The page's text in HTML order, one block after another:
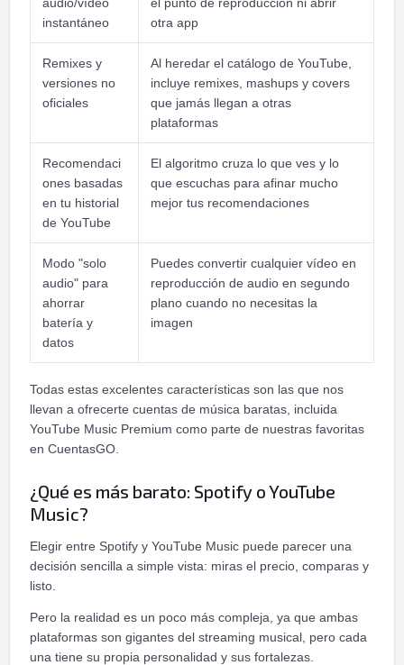
instantáneo
otra app
Remixes y
versiones no
oficiales
Al heredar el catálogo de YouTube,
incluye remixes, mashups y covers
que jamás llegan a otras
plataformas
Recomendaci
ones basadas
en tu historial
de YouTube
El algoritmo cruza lo que ves y lo
que escuchas para afinar mucho
mejor tus recomendaciones
Modo "solo
audio" para
ahorrar
batería y
datos
Puedes convertir cualquier vídeo en
reproducción de audio en segundo
plano cuando no necesitas la
imagen
Todas estas excelentes características son las que nos
llevan a ofrecerte cuentas de música baratas, incluida
YouTube Music Premium como parte de nuestras favoritas
en CuentasGO.
¿Qué es más barato: Spotify o YouTube
Music?
Elegir entre Spotify y YouTube Music puede parecer una
decisión sencilla a simple vista: miras el precio, comparas y
listo.
Pero la realidad es un poco más compleja, ya que ambas
plataformas son gigantes del streaming musical, pero cada
una tiene su propia personalidad y sus fortalezas.